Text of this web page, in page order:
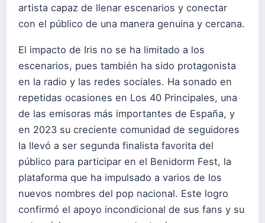
artista capaz de llenar escenarios y conectar
con el público de una manera genuina y cercana.
El impacto de Iris no se ha limitado a los
escenarios, pues también ha sido protagonista
en la radio y las redes sociales. Ha sonado en
repetidas ocasiones en Los 40 Principales, una
de las emisoras más importantes de España, y
en 2023 su creciente comunidad de seguidores
la llevó a ser segunda finalista favorita del
público para participar en el Benidorm Fest, la
plataforma que ha impulsado a varios de los
nuevos nombres del pop nacional. Este logro
confirmó el apoyo incondicional de sus fans y su